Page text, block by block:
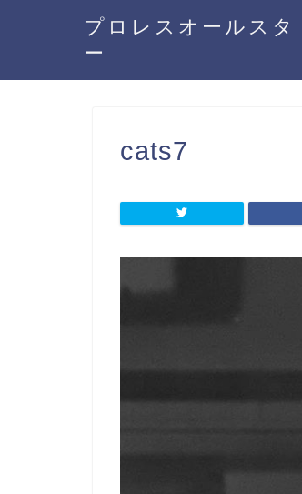
プロレスオールスタ
ー
cats7